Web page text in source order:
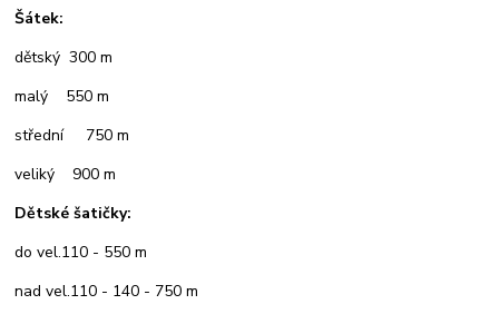
Šátek:
dětský 300 m
malý 550 m
střední 750 m
veliký 900 m
Dětské šatičky:
do vel.110 - 550 m
nad vel.110 - 140 - 750 m